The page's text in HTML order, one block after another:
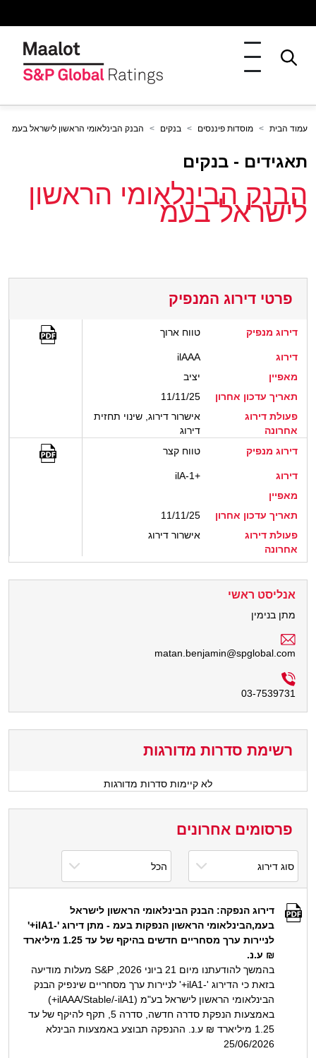
עמוד הבית מוסדות פיננסים בנקים הבנק הבינלאומי הראשון לישראל בעמ
תאגידים - בנקים
הבנק הבינלאומי הראשון
לישראל בעמ
פרטי דירוג המנפיק
דירוג מנפיק טווח ארוך
דירוג
ilAAA
מאפיין
יציב
תאריך עדכון אחרון
11/11/25
פעולת דירוג
אחרונה
אישרור דירוג, שינוי תחזית
דירוג
דירוג מנפיק
טווח קצר
דירוג
ilA-1+
מאפיין
תאריך עדכון אחרון
11/11/25
פעולת דירוג
אחרונה
אישרור דירוג
אנליסט ראשי
מתן בנימין
matan.benjamin@spglobal.com
03-7539731
רשימת סדרות מדורגות
לא קיימות סדרות מדורגות
פרסומים אחרונים
דירוג הנפקה: הבנק הבינלאומי הראשון לישראל
בעמ,הבינלאומי הראשון הנפקות בעמ - מתן דירוג '-ilA1+'
לניירות ערך מסחריים חדשים בהיקף של עד 1.25 מיליארד
₪ ע.נ.
בהמשך להודעתנו מיום 21 ביוני 2026, S&P מעלות מודיעה
בזאת כי הדירוג '-ilA1+' לניירות ערך מסחריים שינפיק הבנק
הבינלאומי הראשון לישראל בע"מ (ilAAA/Stable/-ilA1+)
באמצעות הנפקת סדרה חדשה, סדרה 5, תקף להיקף של עד
1.25 מיליארד ₪ ע.נ. ההנפקה תבוצע באמצעות הבינלא
25/06/2026